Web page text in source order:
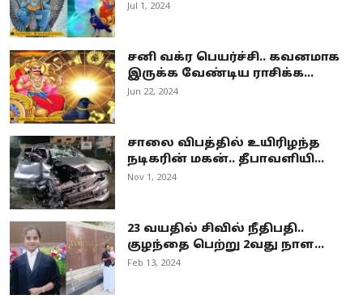
Jul 1, 2024
சனி வக்ர பெயர்ச்சி.. கவனமாக
இருக்க வேண்டிய ராசிக்க...
Jun 22, 2024
சாலை விபத்தில் உயிரிழந்த
நடிகரின் மகன்.. தீபாவளியி...
Nov 1, 2024
23 வயதில் சிவில் நீதிபதி..
குழந்தை பெற்று 2வது நாள...
Feb 13, 2024